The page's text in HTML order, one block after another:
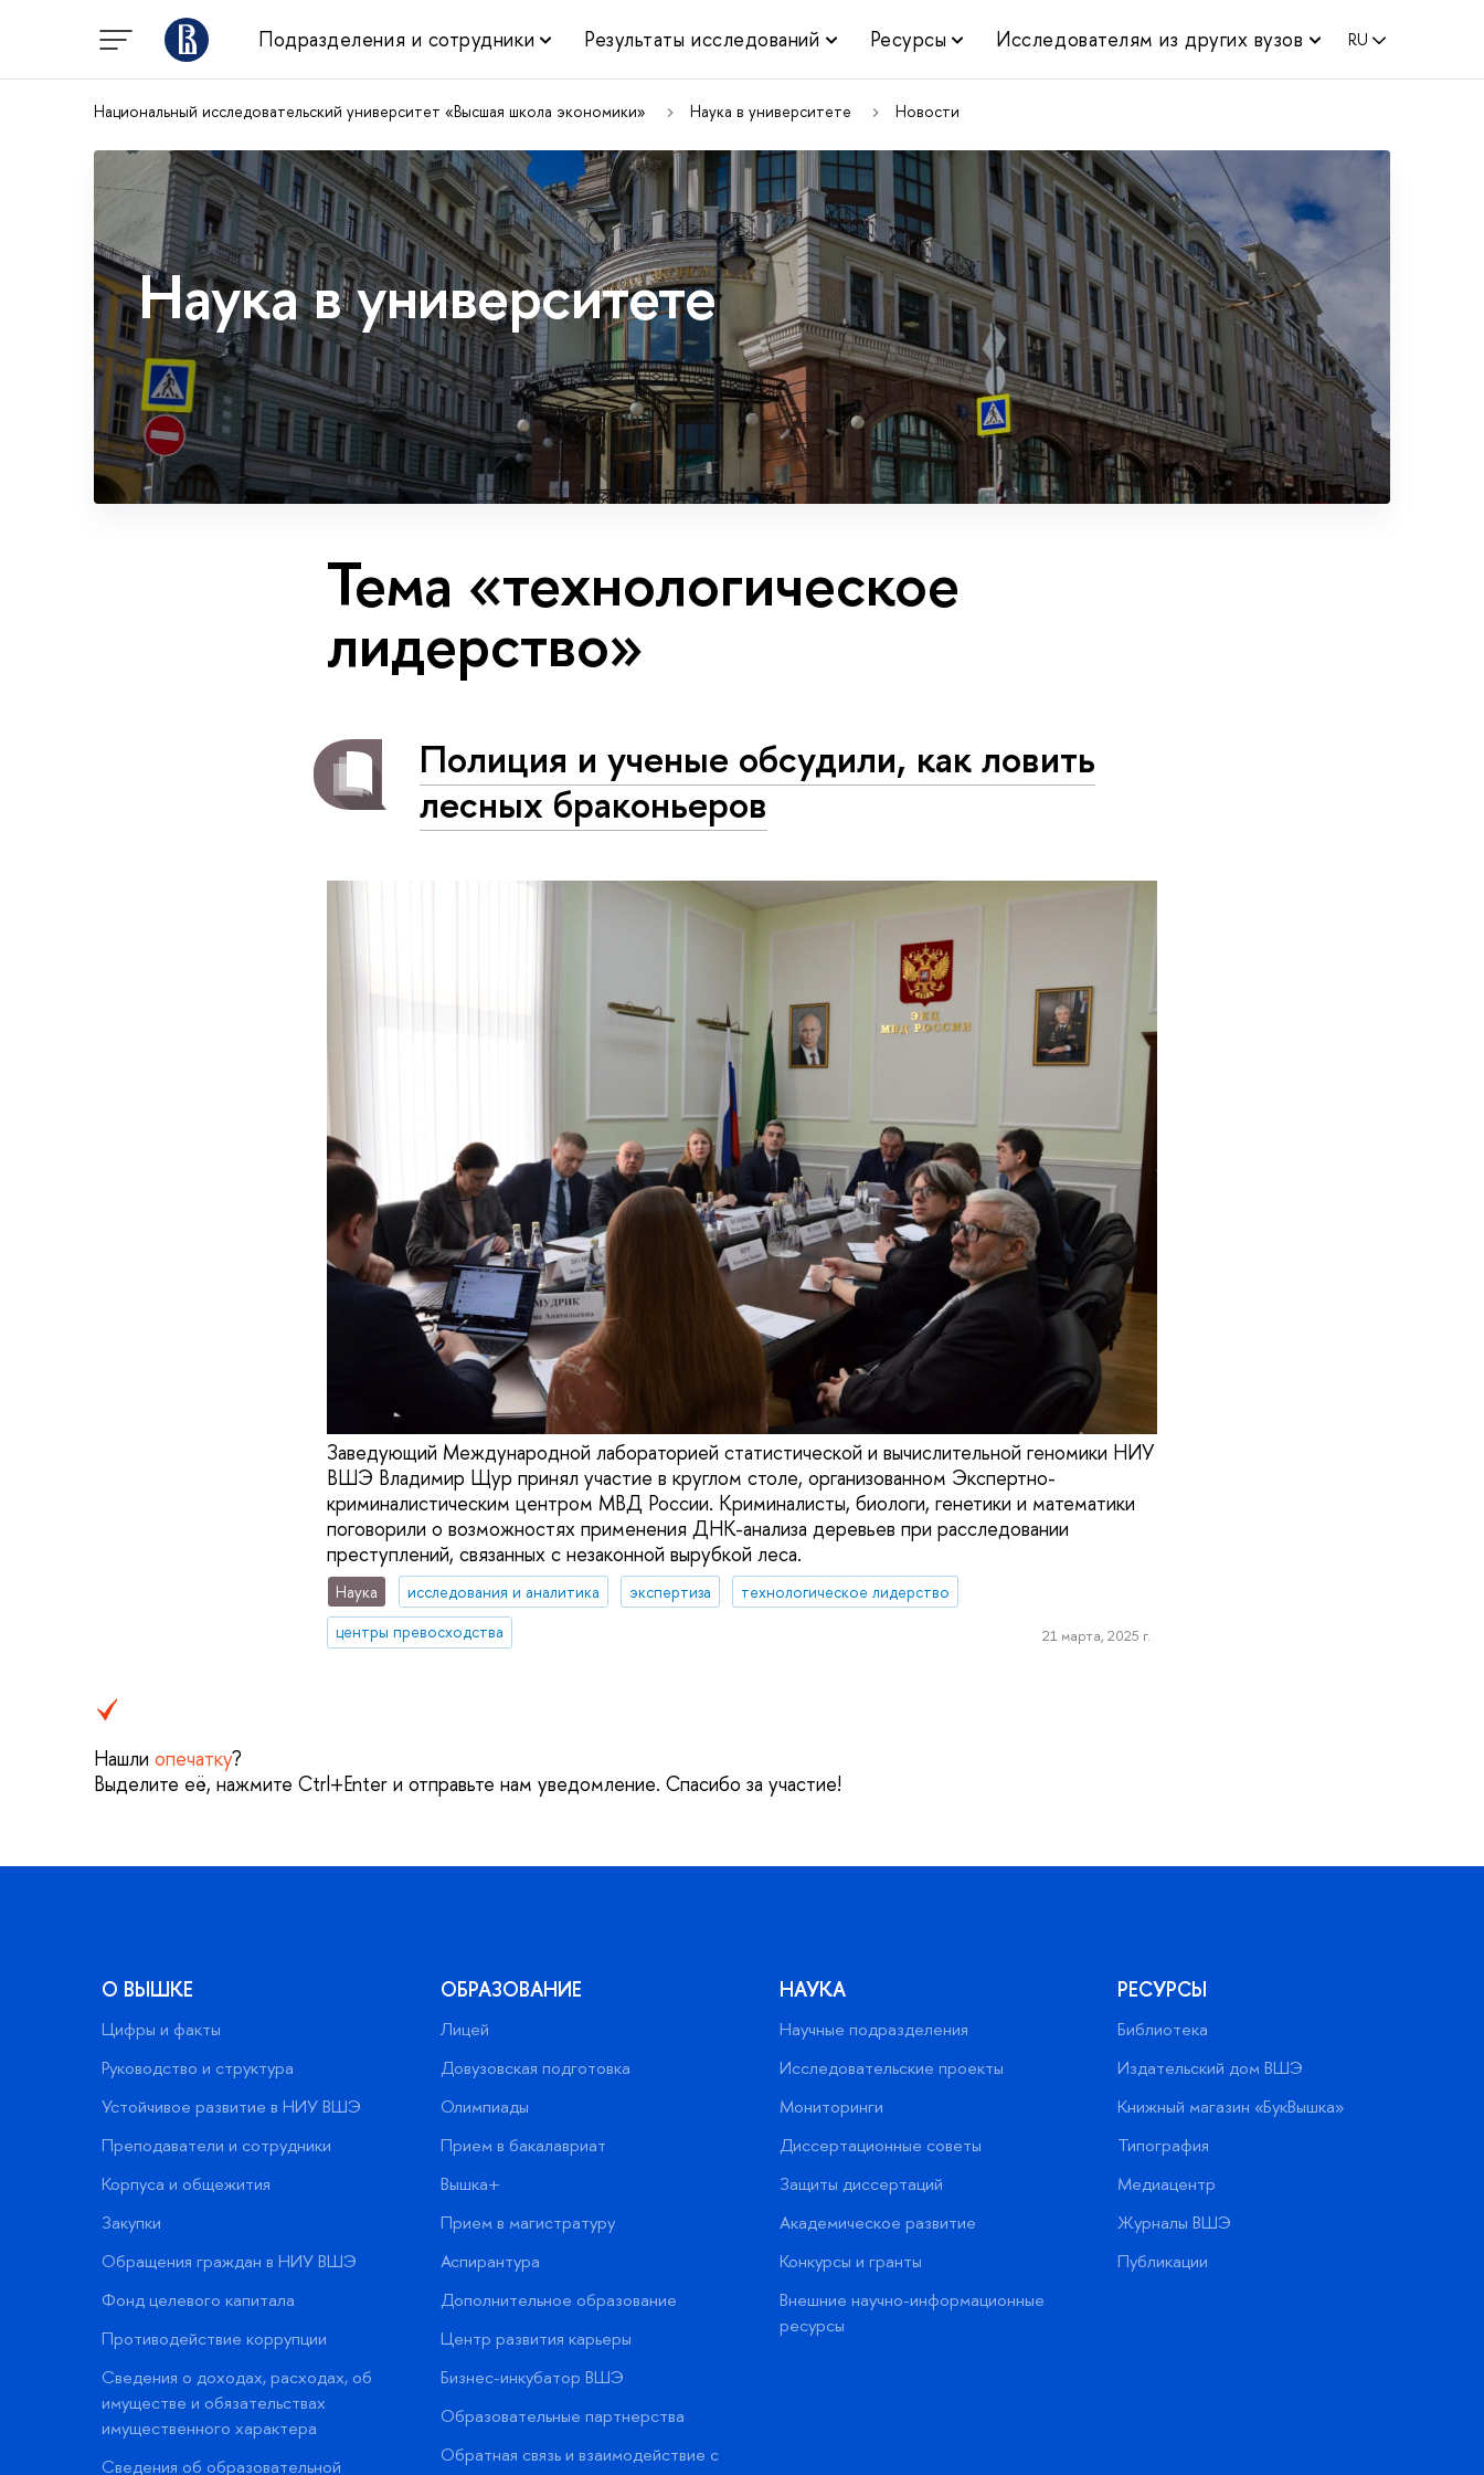
Подразделения и сотрудники Результаты исследований Ресурсы Исследователям из других вузов RU
Национальный исследовательский университет «Высшая школа экономики» Наука в университете Новости
Наука в университете
Тема «технологическое
лидерство»
Полиция и ученые обсудили, как ловить
лесных браконьеров
Заведующий Международной лабораторией статистической и вычислительной геномики НИУ
ВШЭ Владимир Щур принял участие в круглом столе, организованном Экспертно-
криминалистическим центром МВД России. Криминалисты, биологи, генетики и математики
поговорили о возможностях применения ДНК-анализа деревьев при расследовании
преступлений, связанных с незаконной вырубкой леса.
Наука исследования и аналитика экспертиза
технологическое лидерство
центры превосходства
21 марта, 2025 г.
Нашли опечатку?
Выделите её, нажмите Ctrl+Enter и отправьте нам уведомление. Спасибо за участие!
О ВЫШКЕ
Цифры и факты
Руководство и структура
Устойчивое развитие в НИУ ВШЭ
Преподаватели и сотрудники
Корпуса и общежития
Закупки
Обращения граждан в НИУ ВШЭ
Фонд целевого капитала
Противодействие коррупции
Сведения о доходах, расходах, об
имуществе и обязательствах
имущественного характера
Сведения об образовательной
ОБРАЗОВАНИЕ
Лицей
Довузовская подготовка
Олимпиады
Прием в бакалавриат
Вышка+
Прием в магистратуру
Аспирантура
Дополнительное образование
Центр развития карьеры
Бизнес-инкубатор ВШЭ
Образовательные партнерства
Обратная связь и взаимодействие с
НАУКА
Научные подразделения
Исследовательские проекты
Мониторинги
Диссертационные советы
Защиты диссертаций
Академическое развитие
Конкурсы и гранты
Внешние научно-информационные
ресурсы
РЕСУРСЫ
Библиотека
Издательский дом ВШЭ
Книжный магазин «БукВышка»
Типография
Медиацентр
Журналы ВШЭ
Публикации